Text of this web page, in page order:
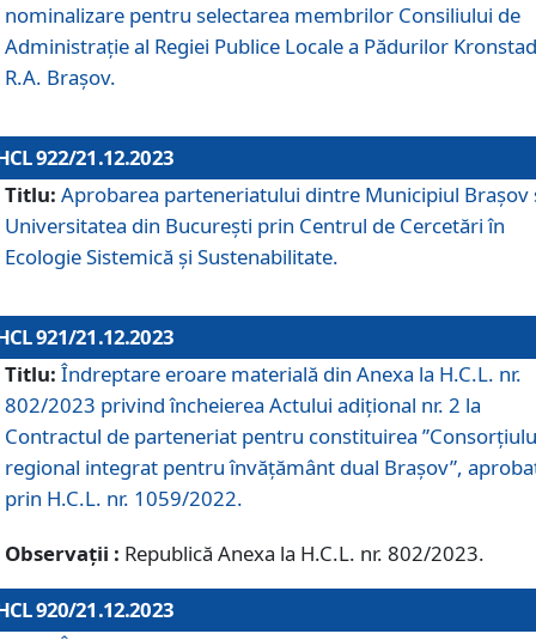
nominalizare pentru selectarea membrilor Consiliului de
Administrație al Regiei Publice Locale a Pădurilor
R.A. Brașov.
922/21.12.2023
Titlu: Aprobarea parteneriatului dintre Municipiul Brașov
Universitatea din București prin Centrul de Cercetări în
Ecologie Sistemică și Sustenabilitate.
921/21.12.2023
Titlu: Îndreptare eroare materială din Anexa la H.C.L. nr.
802/2023 privind încheierea Actului adițional nr. 2 la
Contractul de parteneriat pentru constituirea
regional integrat pentru învățământ dual Brașov”,
prin H.C.L. nr. 1059/2022.
Observații : Republică Anexa la H.C.L. nr. 802/2023.
920/21.12.2023